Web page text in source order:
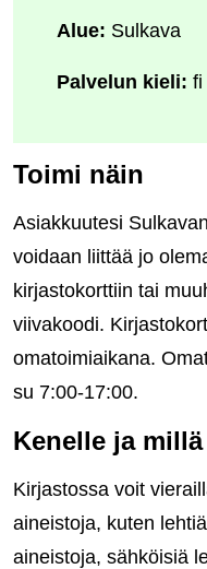
Alue: Sulkava
Palvelun kieli: fi
Toimi näin
Asiakkuutesi
voidaan liittää jo
kirjastokorttiin tai
viivakoodi.
omatoimiaikana.
su 7:00-17:00.
Kenelle ja
Kirjastossa voit
aineistoja, kuten
aineistoja, sähköisiä